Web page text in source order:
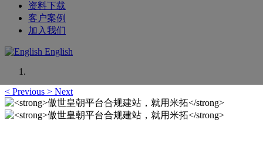
资料下载
客户案例
加入我们
English
< Previous > Next